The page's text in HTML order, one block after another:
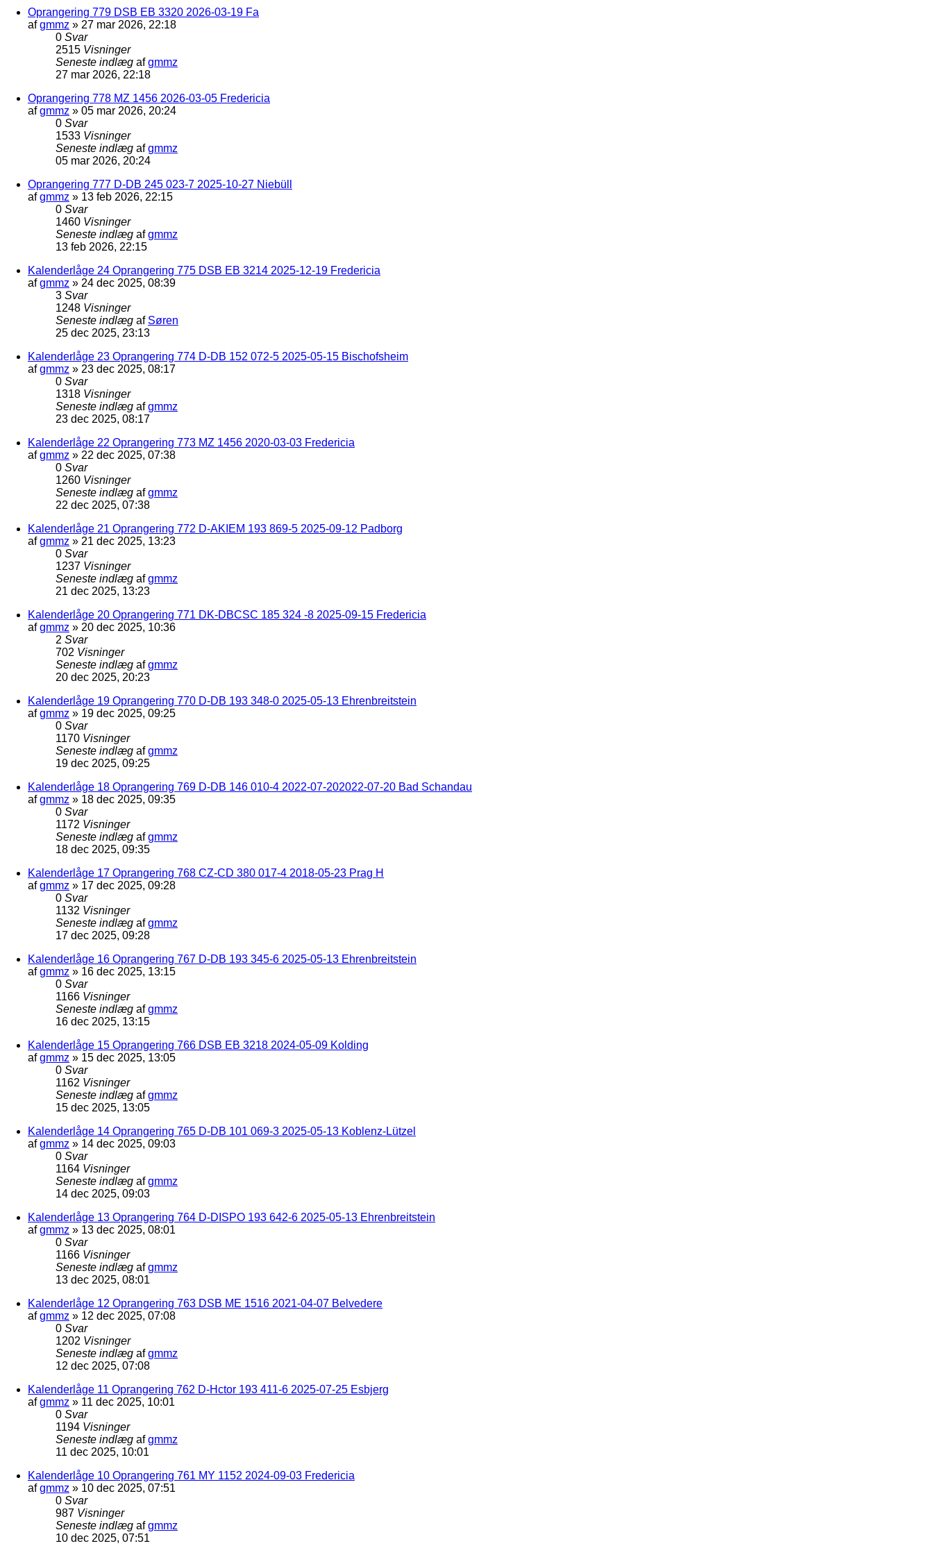
Oprangering 779 DSB EB 3320 2026-03-19 Fa
afgmmz » 27 mar 2026, 22:18
0 Svar
2515 Visninger
Seneste indlæg afgmmz
27 mar 2026, 22:18
Oprangering 778 MZ 1456 2026-03-05 Fredericia
afgmmz » 05 mar 2026, 20:24
0 Svar
1533 Visninger
Seneste indlæg afgmmz
05 mar 2026, 20:24
Oprangering 777 D-DB 245 023-7 2025-10-27 Niebüll
afgmmz » 13 feb 2026, 22:15
0 Svar
1460 Visninger
Seneste indlæg afgmmz
13 feb 2026, 22:15
Kalenderlåge 24 Oprangering 775 DSB EB 3214 2025-12-19 Fredericia
afgmmz » 24 dec 2025, 08:39
3 Svar
1248 Visninger
Seneste indlæg af Søren
25 dec 2025, 23:13
Kalenderlåge 23 Oprangering 774 D-DB 152 072-5 2025-05-15 Bischofsheim
afgmmz » 23 dec 2025, 08:17
0 Svar
1318 Visninger
Seneste indlæg afgmmz
23 dec 2025, 08:17
Kalenderlåge 22 Oprangering 773 MZ 1456 2020-03-03 Fredericia
afgmmz » 22 dec 2025, 07:38
0 Svar
1260 Visninger
Seneste indlæg afgmmz
22 dec 2025, 07:38
Kalenderlåge 21 Oprangering 772 D-AKIEM 193 869-5 2025-09-12 Padborg
afgmmz » 21 dec 2025, 13:23
0 Svar
1237 Visninger
Seneste indlæg afgmmz
21 dec 2025, 13:23
Kalenderlåge 20 Oprangering 771 DK-DBCSC 185 324 -8 2025-09-15 Fredericia
afgmmz » 20 dec 2025, 10:36
2 Svar
702 Visninger
Seneste indlæg afgmmz
20 dec 2025, 20:23
Kalenderlåge 19 Oprangering 770 D-DB 193 348-0 2025-05-13 Ehrenbreitstein
afgmmz » 19 dec 2025, 09:25
0 Svar
1170 Visninger
Seneste indlæg afgmmz
19 dec 2025, 09:25
Kalenderlåge 18 Oprangering 769 D-DB 146 010-4 2022-07-202022-07-20 Bad Schandau
afgmmz » 18 dec 2025, 09:35
0 Svar
1172 Visninger
Seneste indlæg afgmmz
18 dec 2025, 09:35
Kalenderlåge 17 Oprangering 768 CZ-CD 380 017-4 2018-05-23 Prag H
afgmmz » 17 dec 2025, 09:28
0 Svar
1132 Visninger
Seneste indlæg afgmmz
17 dec 2025, 09:28
Kalenderlåge 16 Oprangering 767 D-DB 193 345-6 2025-05-13 Ehrenbreitstein
afgmmz » 16 dec 2025, 13:15
0 Svar
1166 Visninger
Seneste indlæg afgmmz
16 dec 2025, 13:15
Kalenderlåge 15 Oprangering 766 DSB EB 3218 2024-05-09 Kolding
afgmmz » 15 dec 2025, 13:05
0 Svar
1162 Visninger
Seneste indlæg afgmmz
15 dec 2025, 13:05
Kalenderlåge 14 Oprangering 765 D-DB 101 069-3 2025-05-13 Koblenz-Lützel
afgmmz » 14 dec 2025, 09:03
0 Svar
1164 Visninger
Seneste indlæg afgmmz
14 dec 2025, 09:03
Kalenderlåge 13 Oprangering 764 D-DISPO 193 642-6 2025-05-13 Ehrenbreitstein
afgmmz » 13 dec 2025, 08:01
0 Svar
1166 Visninger
Seneste indlæg afgmmz
13 dec 2025, 08:01
Kalenderlåge 12 Oprangering 763 DSB ME 1516 2021-04-07 Belvedere
afgmmz » 12 dec 2025, 07:08
0 Svar
1202 Visninger
Seneste indlæg afgmmz
12 dec 2025, 07:08
Kalenderlåge 11 Oprangering 762 D-Hctor 193 411-6 2025-07-25 Esbjerg
afgmmz » 11 dec 2025, 10:01
0 Svar
1194 Visninger
Seneste indlæg afgmmz
11 dec 2025, 10:01
Kalenderlåge 10 Oprangering 761 MY 1152 2024-09-03 Fredericia
afgmmz » 10 dec 2025, 07:51
0 Svar
987 Visninger
Seneste indlæg afgmmz
10 dec 2025, 07:51